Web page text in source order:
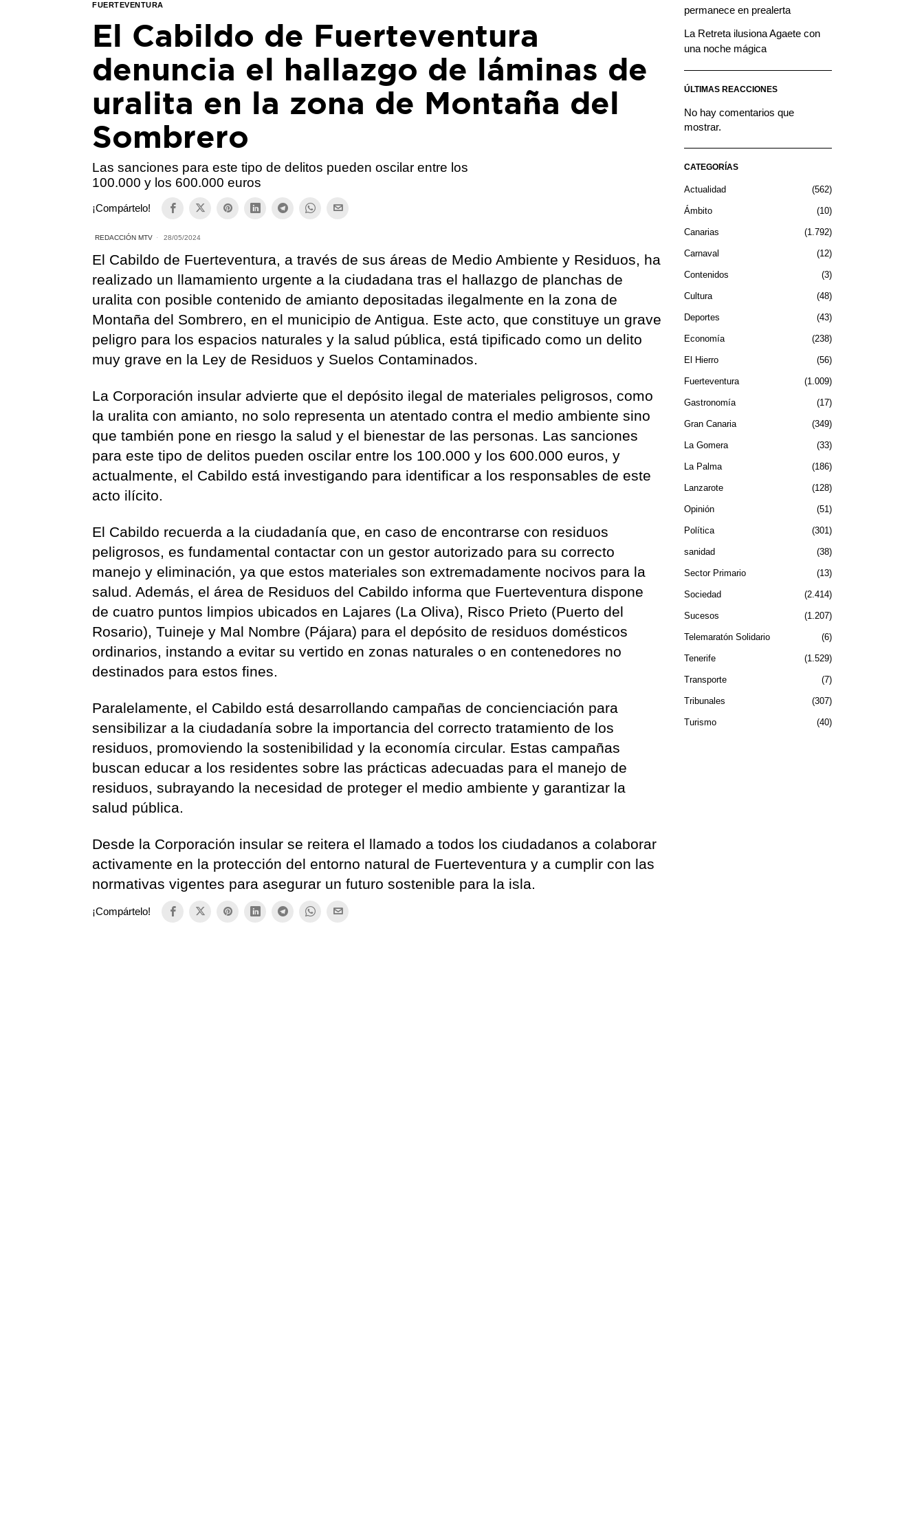
FUERTEVENTURA
El Cabildo de Fuerteventura
denuncia el hallazgo de láminas de
uralita en la zona de Montaña del
Sombrero
Las sanciones para este tipo de delitos pueden oscilar entre los
100.000 y los 600.000 euros
¡Compártelo!
REDACCIÓN MTV 28/05/2024
El Cabildo de Fuerteventura, a través de sus áreas de Medio Ambiente y Residuos, ha
realizado un llamamiento urgente a la ciudadana tras el hallazgo de planchas de
uralita con posible contenido de amianto depositadas ilegalmente en la zona de
Montaña del Sombrero, en el municipio de Antigua. Este acto, que constituye un grave
peligro para los espacios naturales y la salud pública, está tipificado como un delito
muy grave en la Ley de Residuos y Suelos Contaminados.
La Corporación insular advierte que el depósito ilegal de materiales peligrosos, como
la uralita con amianto, no solo representa un atentado contra el medio ambiente sino
que también pone en riesgo la salud y el bienestar de las personas. Las sanciones
para este tipo de delitos pueden oscilar entre los 100.000 y los 600.000 euros, y
actualmente, el Cabildo está investigando para identificar a los responsables de este
acto ilícito.
El Cabildo recuerda a la ciudadanía que, en caso de encontrarse con residuos
peligrosos, es fundamental contactar con un gestor autorizado para su correcto
manejo y eliminación, ya que estos materiales son extremadamente nocivos para la
salud. Además, el área de Residuos del Cabildo informa que Fuerteventura dispone
de cuatro puntos limpios ubicados en Lajares (La Oliva), Risco Prieto (Puerto del
Rosario), Tuineje y Mal Nombre (Pájara) para el depósito de residuos domésticos
ordinarios, instando a evitar su vertido en zonas naturales o en contenedores no
destinados para estos fines.
Paralelamente, el Cabildo está desarrollando campañas de concienciación para
sensibilizar a la ciudadanía sobre la importancia del correcto tratamiento de los
residuos, promoviendo la sostenibilidad y la economía circular. Estas campañas
buscan educar a los residentes sobre las prácticas adecuadas para el manejo de
residuos, subrayando la necesidad de proteger el medio ambiente y garantizar la
salud pública.
Desde la Corporación insular se reitera el llamado a todos los ciudadanos a colaborar
activamente en la protección del entorno natural de Fuerteventura y a cumplir con las
normativas vigentes para asegurar un futuro sostenible para la isla.
¡Compártelo!
permanece en prealerta
La Retreta ilusiona Agaete con
una noche mágica
ÚLTIMAS REACCIONES
No hay comentarios que
mostrar.
CATEGORÍAS
Actualidad 562
Ámbito 10
Canarias 1.792
Carnaval 12
Contenidos 3
Cultura 48
Deportes 43
Economía 238
El Hierro 56
Fuerteventura 1.009
Gastronomía 17
Gran Canaria 349
La Gomera 33
La Palma 186
Lanzarote 128
Opinión 51
Política 301
sanidad 38
Sector Primario 13
Sociedad 2.414
Sucesos 1.207
Telemaratón Solidario 6
Tenerife 1.529
Transporte 7
Tribunales 307
Turismo 40